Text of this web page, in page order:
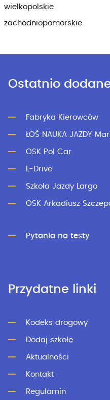
wielkopolskie
zachodniopomorskie
Ostatnio dodane
Fabryka Kierowców
ŁOŚ NAUKA JAZDY
OSK Pol Car
L-Drive
Szkoła Jazdy Largo
OSK Arkadiusz
Pytania na testy
Przydatne linki
Kodeks drogowy
Dodaj szkołę
Aktualności
Kontakt
Regulamin